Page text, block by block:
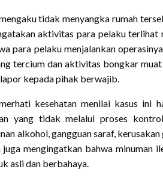
tidak menyangka rumah
aktivitas para pelaku terlihat
para pelaku menjalankan
tercium dan aktivitas bongkar
kepada pihak berwajib.
kesehatan menilai kasus ini
yang tidak melalui proses
alkohol, gangguan saraf,
mengingatkan bahwa minuman
asli dan berbahaya.